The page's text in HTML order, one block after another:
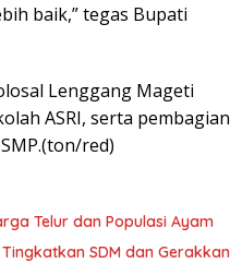
baik,” tegas Bupati
Lenggang Mageti
ASRI, serta pembagian
red)
Telur dan Populasi Ayam
SDM dan Gerakkan